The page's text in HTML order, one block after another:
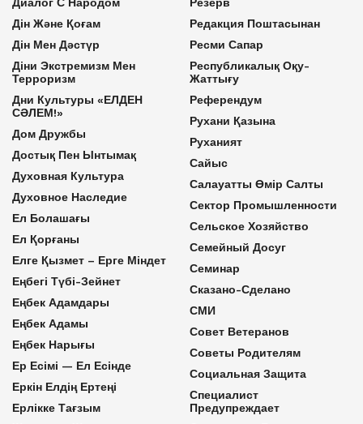
Дін Және Қоғам
Дін Мен Дәстүр
Діни Экстремизм Мен
Терроризм
Дни Культуры «ЕЛДЕН
СӘЛЕМ!»
Дом Дружбы
Достық Пен Ынтымақ
Духовная Культура
Духовное Наследие
Ел Болашағы
Ел Қорғаны
Елге Қызмет – Ерге Міндет
Еңбегі Түбі-Зейнет
Еңбек Адамдары
Еңбек Адамы
Еңбек Нарығы
Ер Есімі — Ел Есінде
Еркін Елдің Ертеңі
Ерлікке Тағзым
Редакция Поштасынан
Ресми Сапар
Республикалық Оқу-
Жаттығу
Референдум
Рухани Қазына
Руханият
Сайыс
Салауатты Өмір Салты
Сектор Промышленности
Сельское Хозяйство
Семейный Досуг
Семинар
Сказано-Сделано
СМИ
Совет Ветеранов
Советы Родителям
Социальная Защита
Специалист
Предупреждает